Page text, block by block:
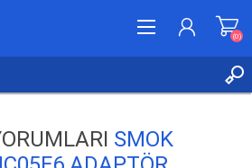
(0)
SMOK